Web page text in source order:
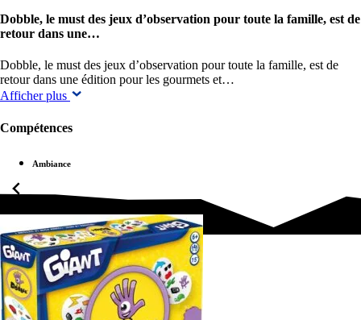
Dobble, le must des jeux d’observation pour toute la famille, est de
retour dans une…
Dobble, le must des jeux d’observation pour toute la famille, est de
retour dans une édition pour les gourmets et…
Afficher plus
Compétences
Ambiance